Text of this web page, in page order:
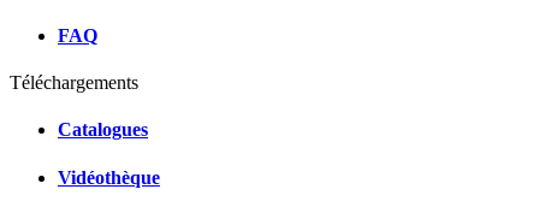
FAQ
Téléchargements
Catalogues
Vidéothèque